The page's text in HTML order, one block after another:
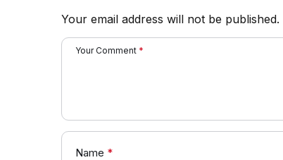
Your email address will not be published.
Your Comment *
Name *